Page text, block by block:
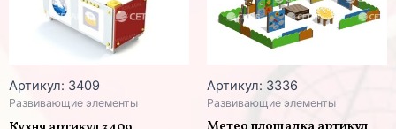
Артикул: 3409
Развивающие элементы
Артикул: 3336
Развивающие элементы